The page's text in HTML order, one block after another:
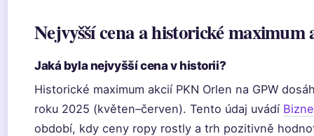
Nejvyšší cena a historické
Jaká byla nejvyšší cena v historii?
Historické maximum akcií PKN Orlen na GPW
roku 2025 (květen–červen). Tento údaj uvádí
období, kdy ceny ropy rostly a trh pozitivně